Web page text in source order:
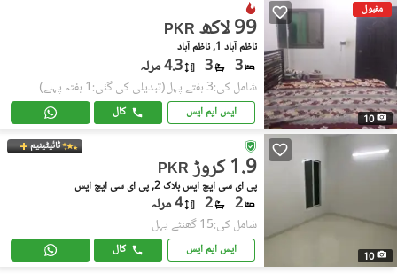
مقبول
10
PKR 99 لاکھ
ناظم آباد 1, ناظم آباد
3
3 4.3 مرلہ
شامل کی:3 ہفتے پہل (تبدیلی کی گئی:1 ہفتہ پہلے)
ایس ایم ایس کال
10
ٹائیٹینیم
PKR 1.9 کروڑ
پی ای سی ایچ ایس بلاک 2, پی ای سی ایچ ایس
2
2 4 مرلہ
شامل کی:15 گھنٹے پہل
ایس ایم ایس کال